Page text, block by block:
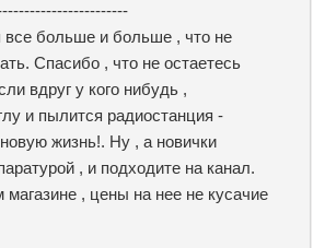
все больше и больше , что не
Спасибо , что не остаетесь
вдруг у кого нибудь ,
и пылится радиостанция -
жизнь!. Ну , а новички
, и подходите на канал.
магазине , цены на нее не кусачие